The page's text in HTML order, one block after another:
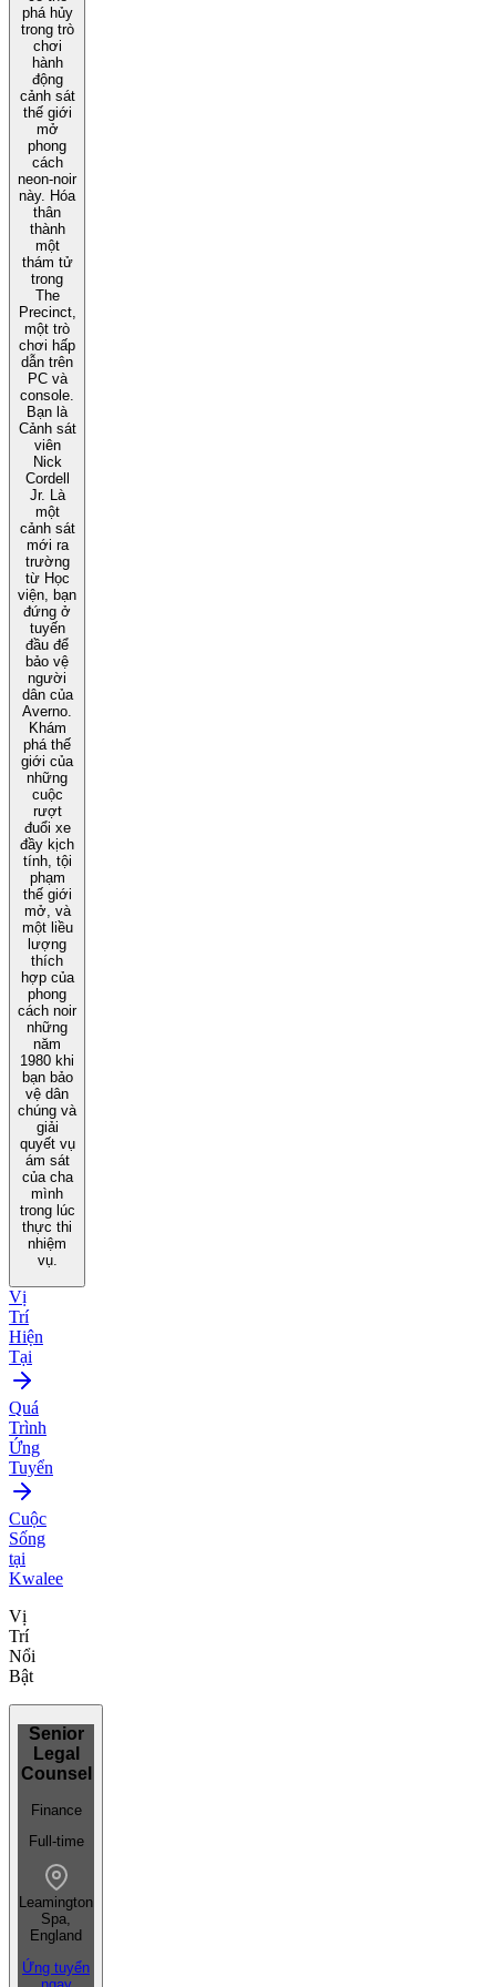
phá hủy
trong trò
chơi
hành
động
cảnh sát
thế giới
mở
phong
cách
neon-noir
này. Hóa
thân
thành
một
thám tử
trong
The
Precinct,
một trò
chơi hấp
dẫn trên
PC và
console.
Bạn là
Cảnh sát
viên
Nick
Cordell
Jr. Là
một
cảnh sát
mới ra
trường
từ Học
viện, bạn
đứng ở
tuyến
đầu để
bảo vệ
người
dân của
Averno.
Khám
phá thế
giới của
những
cuộc
rượt
đuổi xe
đầy kịch
tính, tội
phạm
thế giới
mở, và
một liều
lượng
thích
hợp của
phong
cách noir
những
năm
1980 khi
bạn bảo
vệ dân
chúng và
giải
quyết vụ
ám sát
của cha
mình
trong lúc
thực thi
nhiệm
vụ.
Vị
Trí
Hiện
Tại
Quá
Trình
Ứng
Tuyển
Cuộc
Sống
tại
Kwalee
Vị
Trí
Nổi
Bật
Senior
Legal
Counsel
Finance
Full-time
Leamington
Spa,
England
Ứng tuyển